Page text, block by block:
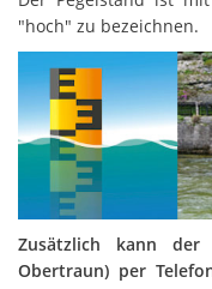
"hoch" zu bezeichnen.
Zusätzlich kann der
Obertraun) per